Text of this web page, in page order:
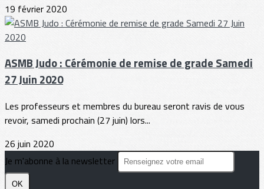
19 février 2020
ASMB Judo : Cérémonie de remise de grade Samedi
27 Juin 2020
Les professeurs et membres du bureau seront ravis de vous
revoir, samedi prochain (27 juin) lors...
26 juin 2020
Je m'abonne à la newsletter
OK